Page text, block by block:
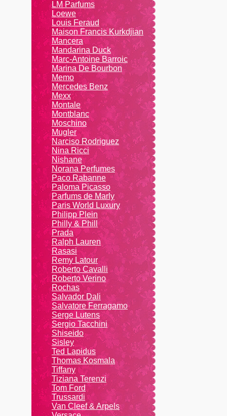
LM Parfums
Loewe
Louis Feraud
Maison Francis Kurkdjian
Mancera
Mandarina Duck
Marc-Antoine Barroic
Marina De Bourbon
Memo
Mercedes Benz
Mexx
Montale
Montblanc
Moschino
Mugler
Narciso Rodriguez
Nina Ricci
Nishane
Norana Perfumes
Paco Rabanne
Paloma Picasso
Parfums de Marly
Paris World Luxury
Philipp Plein
Philly & Phill
Prada
Ralph Lauren
Rasasi
Remy Latour
Roberto Cavalli
Roberto Verino
Rochas
Salvador Dali
Salvatore Ferragamo
Serge Lutens
Sergio Tacchini
Shiseido
Sisley
Ted Lapidus
Thomas Kosmala
Tiffany
Tiziana Terenzi
Tom Ford
Trussardi
Van Cleef & Arpels